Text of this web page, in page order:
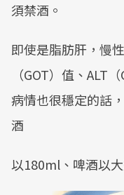
須禁酒。
即使是脂肪肝，慢
（GOT）值、ALT
病情也很穩定的話
酒
以180ml、啤酒以